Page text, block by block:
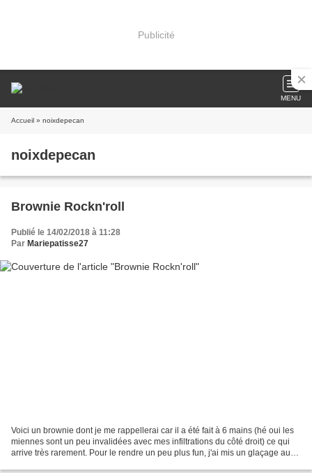
Publicité
MENU
Accueil » noixdepecan
noixdepecan
Brownie Rockn'roll
Publié le 14/02/2018 à 11:28
Par Mariepatisse27
Voici un brownie dont je me rappellerai car il a été fait à 6 mains (hé oui les
miennes sont un peu invalidées avec mes infiltrations du côté droit) ce qui
arrive très rarement. Pour le rendre un peu plus fun, j'ai mis un glaçage au